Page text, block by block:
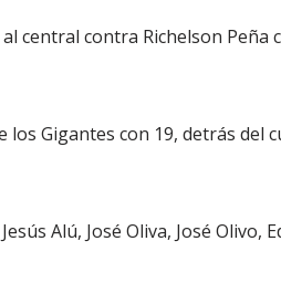
central contra Richelson Peña
Gigantes con 19, detrás del
Alú, José Oliva, José Olivo,